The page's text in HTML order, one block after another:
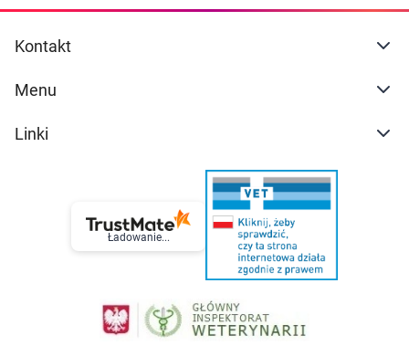
Kontakt
Menu
Linki
Ładowanie...